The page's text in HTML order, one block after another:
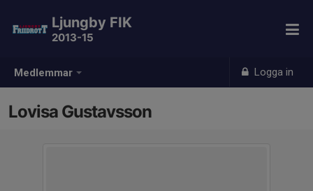
Medlemmar Logga in
Ljungby FIK
2013-15
Lovisa Gustavsson